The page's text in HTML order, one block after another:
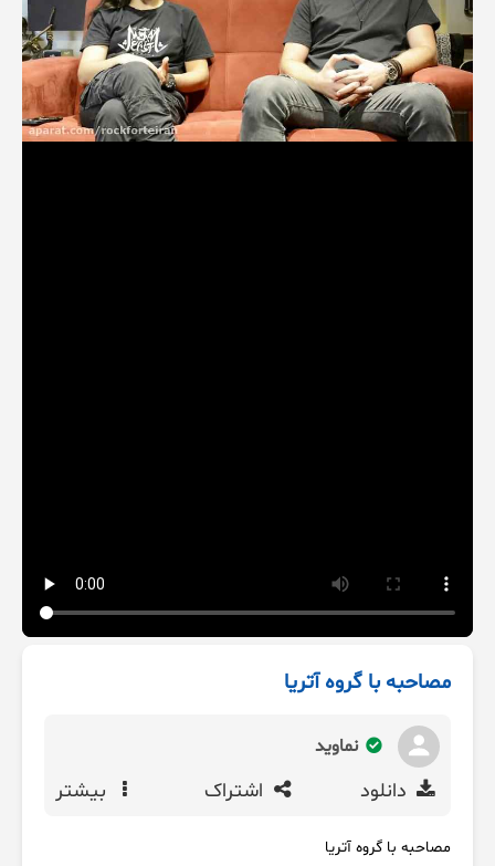
مصاحبه با گروه آتریا
نماوید
دانلود اشتراک بیشتر
مصاحبه با گروه آتریا